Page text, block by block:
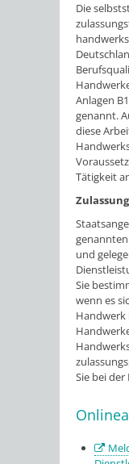
Die
Anlagen
genannt.
diese
Tätigkeit
genann
und
Sie
wenn es
Sie bei